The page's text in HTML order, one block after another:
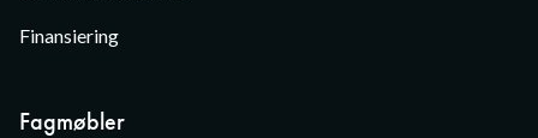
Finansiering
Fagmøbler